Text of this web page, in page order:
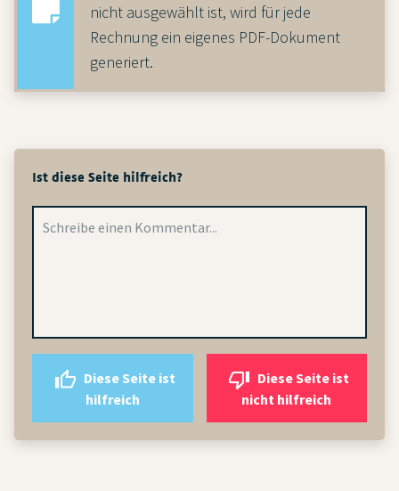
nicht ausgewählt ist, wird für jede
Rechnung ein eigenes PDF-Dokument
generiert.
Ist diese Seite hilfreich?
hilfreich
nicht hilfreich